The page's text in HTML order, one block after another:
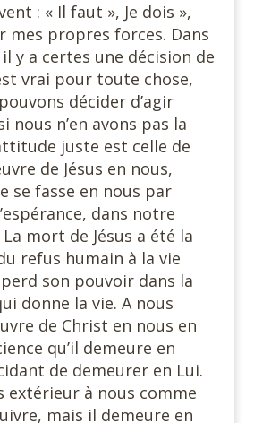
: « Il faut », Je dois »,
mes propres forces. Dans
y a certes une décision de
vrai pour toute chose,
décider d’agir
nous n’en avons pas la
juste est celle de
de Jésus en nous,
se fasse en nous par
dans notre
mort de Jésus a été la
refus humain à la vie
son pouvoir dans la
donne la vie. A nous
de Christ en nous en
qu’il demeure en
de demeurer en Lui.
extérieur à nous comme
mais il demeure en